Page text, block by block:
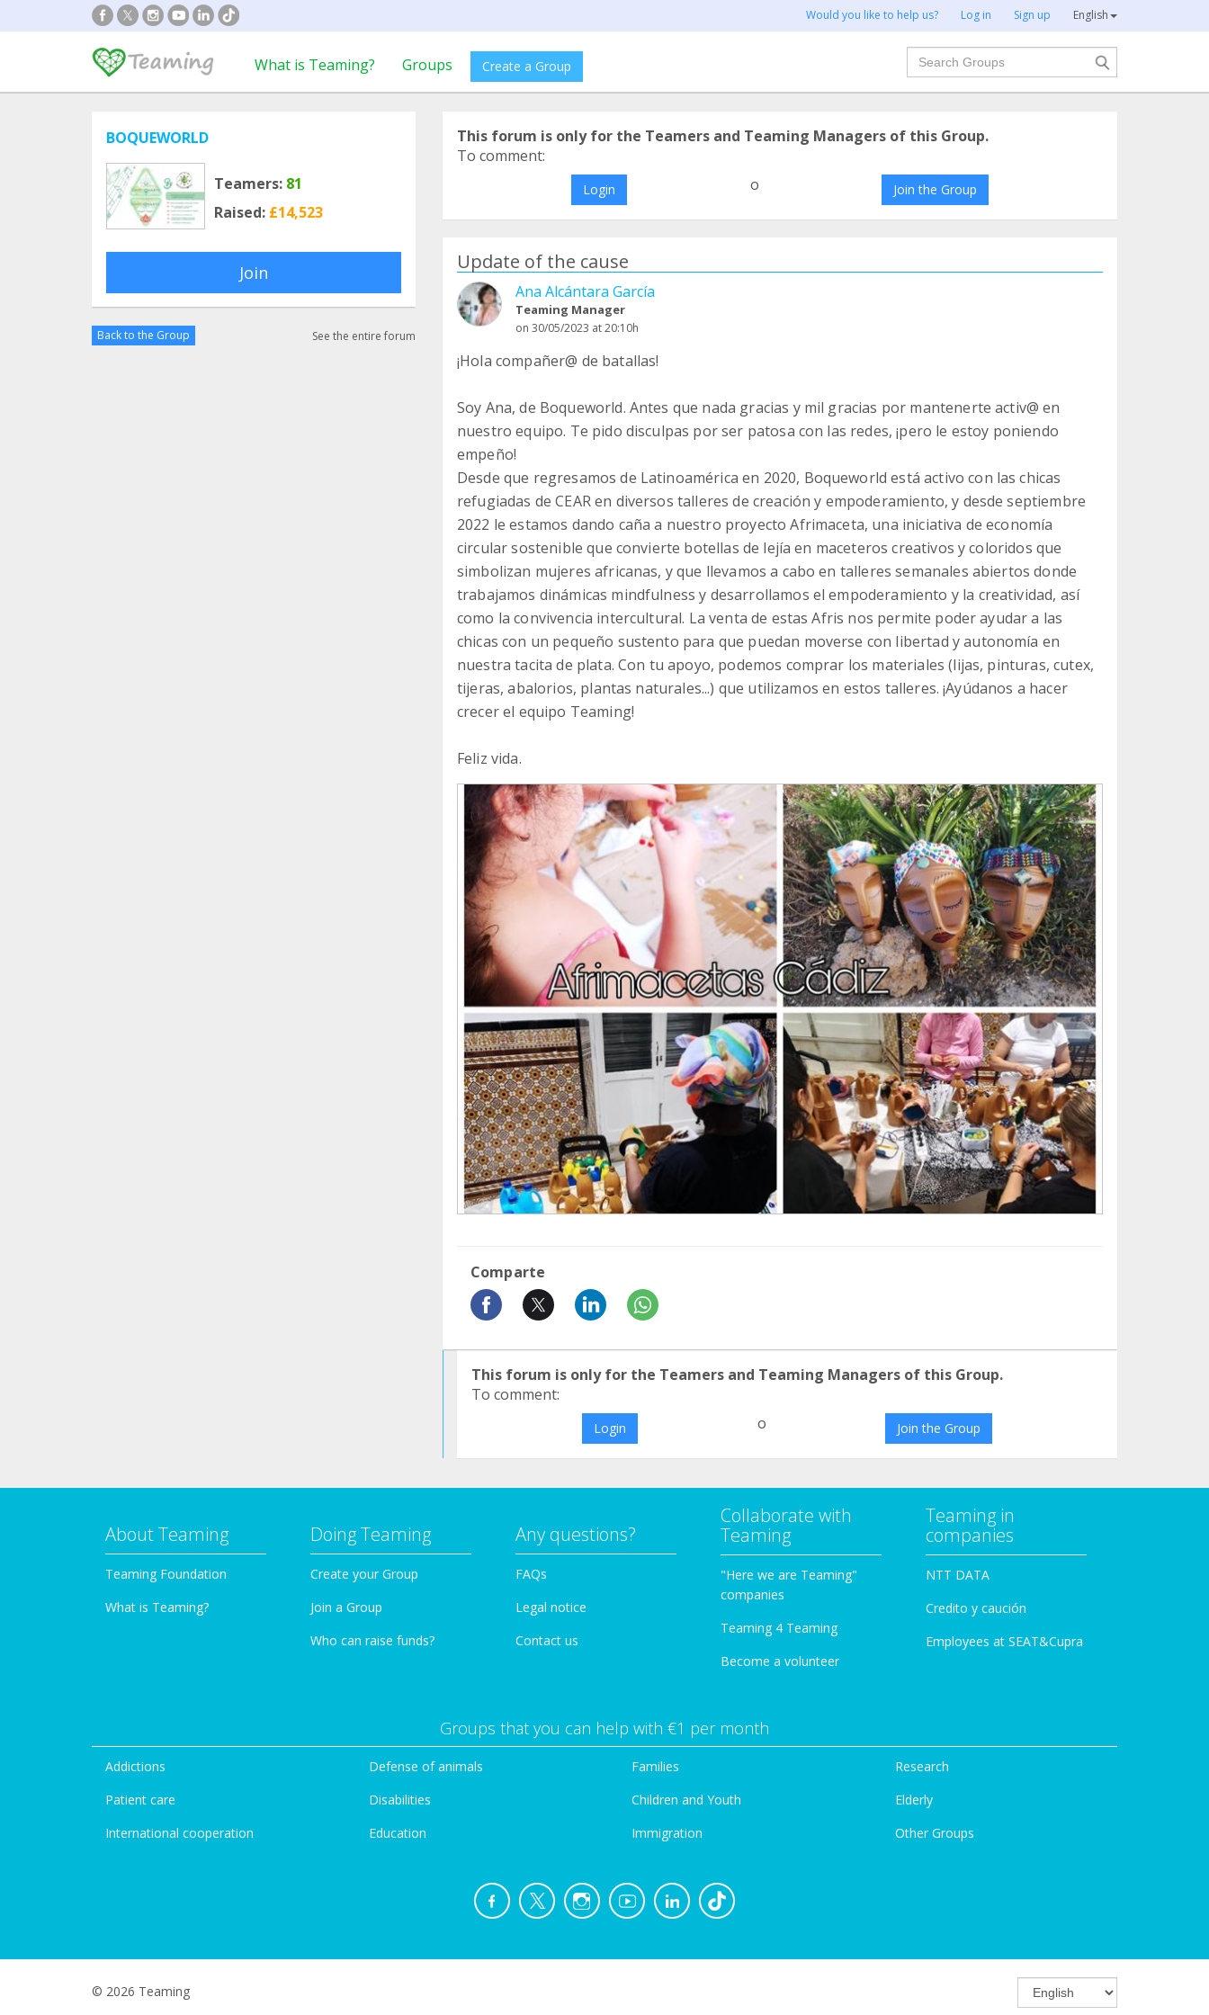
Would you like to help us? Log in Sign up English
What is Teaming? Groups Create a Group
Search
BOQUEWORLD
Teamers: 81
Raised: £14,523
Join
Back to the Group See the entire forum
This forum is only for the Teamers and Teaming Managers of this Group.
To comment:
Login o Join the Group
Update of the cause
Ana Alcántara García
Teaming Manager
on 30/05/2023 at 20:10h
¡Hola compañer@ de batallas!
Soy Ana, de Boqueworld. Antes que nada gracias y mil gracias por mantenerte activ@ en
nuestro equipo. Te pido disculpas por ser patosa con las redes, ¡pero le estoy poniendo
empeño!
Desde que regresamos de Latinoamérica en 2020, Boqueworld está activo con las chicas
refugiadas de CEAR en diversos talleres de creación y empoderamiento, y desde septiembre
2022 le estamos dando caña a nuestro proyecto Afrimaceta, una iniciativa de economía
circular sostenible que convierte botellas de lejía en maceteros creativos y coloridos que
simbolizan mujeres africanas, y que llevamos a cabo en talleres semanales abiertos donde
trabajamos dinámicas mindfulness y desarrollamos el empoderamiento y la creatividad, así
como la convivencia intercultural. La venta de estas Afris nos permite poder ayudar a las
chicas con un pequeño sustento para que puedan moverse con libertad y autonomía en
nuestra tacita de plata. Con tu apoyo, podemos comprar los materiales (lijas, pinturas, cutex,
tijeras, abalorios, plantas naturales...) que utilizamos en estos talleres. ¡Ayúdanos a hacer
crecer el equipo Teaming!
Feliz vida.
Comparte
This forum is only for the Teamers and Teaming Managers of this Group.
To comment:
Login o Join the Group
About Teaming
Teaming Foundation
What is Teaming?
Doing Teaming
Create your Group
Join a Group
Who can raise funds?
Any questions?
FAQs
Legal notice
Contact us
Collaborate with
Teaming
"Here we are Teaming"
companies
Teaming 4 Teaming
Become a volunteer
Teaming in
companies
NTT DATA
Credito y caución
Employees at SEAT&Cupra
Groups that you can help with €1 per month
Addictions
Patient care
International cooperation
Defense of animals
Disabilities
Education
Families
Children and Youth
Immigration
Research
Elderly
Other Groups
© 2026 Teaming